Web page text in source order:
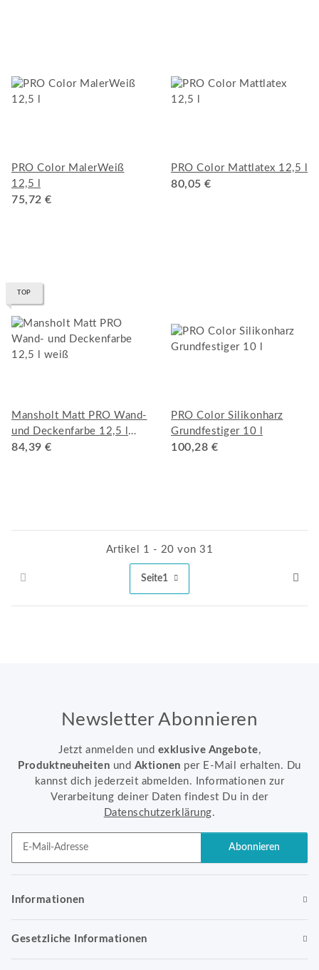
PRO Color MalerWeiß
12,5 l
75,72 €
PRO Color Mattlatex 12,5 l
80,05 €
TOP
Mansholt Matt PRO Wand-
und Deckenfarbe 12,5 l
weiß
84,39 €
PRO Color Silikonharz
Grundfestiger 10 l
100,28 €
Artikel 1 - 20 von 31
Seite1
Newsletter Abonnieren
Jetzt anmelden und exklusive Angebote,
Produktneuheiten und Aktionen per E-Mail erhalten. Du
kannst dich jederzeit abmelden. Informationen zur
Verarbeitung deiner Daten findest Du in der
Datenschutzerklärung.
Abonnieren
Informationen
Gesetzliche Informationen